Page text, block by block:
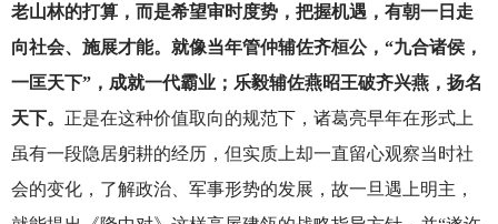
老山林的打算，而是希望审时度势，把握机遇，有朝一日走
向社会、施展才能。就像当年管仲辅佐齐桓公，“九合诸侯，
一匡天下”，成就一代霸业；乐毅辅佐燕昭王破齐兴燕，扬名
天下。 正是在这种价值取向的规范下，诸葛亮早年在形式上
虽有一段隐居躬耕的经历，但实质上却一直留心观察当时社
会的变化，了解政治、军事形势的发展，故一旦遇上明主，